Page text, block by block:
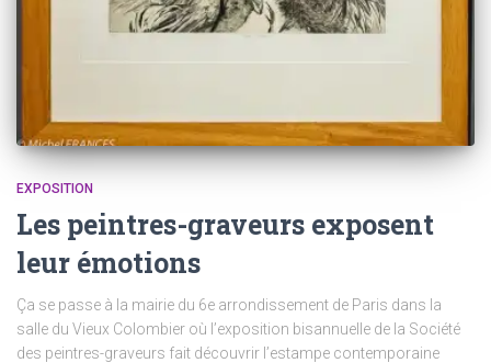
EXPOSITION
Les peintres-graveurs exposent
leur émotions
Ça se passe à la mairie du 6e arrondissement de Paris dans la
salle du Vieux Colombier où l’exposition bisannuelle de la Société
des peintres-graveurs fait découvrir l’estampe contemporaine